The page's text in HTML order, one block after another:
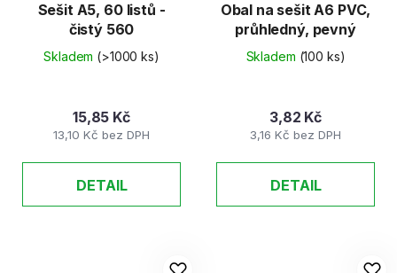
Sešit A5, 60 listů -
čistý 560
Skladem (>1000 ks)
13,10 Kč bez DPH
15,85 Kč
DETAIL
Obal na sešit A6 PVC,
průhledný, pevný
Skladem (100 ks)
3,16 Kč bez DPH
3,82 Kč
DETAIL